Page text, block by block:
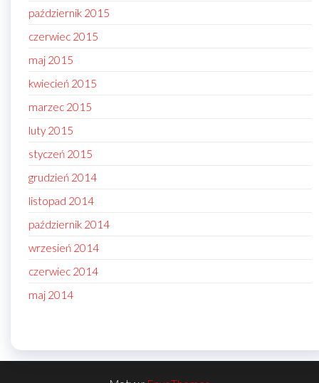
październik 2015
czerwiec 2015
maj 2015
kwiecień 2015
marzec 2015
luty 2015
styczeń 2015
grudzień 2014
listopad 2014
październik 2014
wrzesień 2014
czerwiec 2014
maj 2014